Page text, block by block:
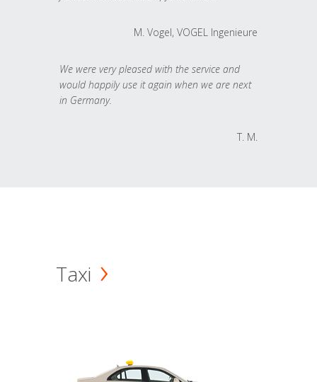
M. Vogel, VOGEL Ingenieure
We were very pleased with the service and
would happily use it again when we are next
in Germany.
T. M.
Taxi